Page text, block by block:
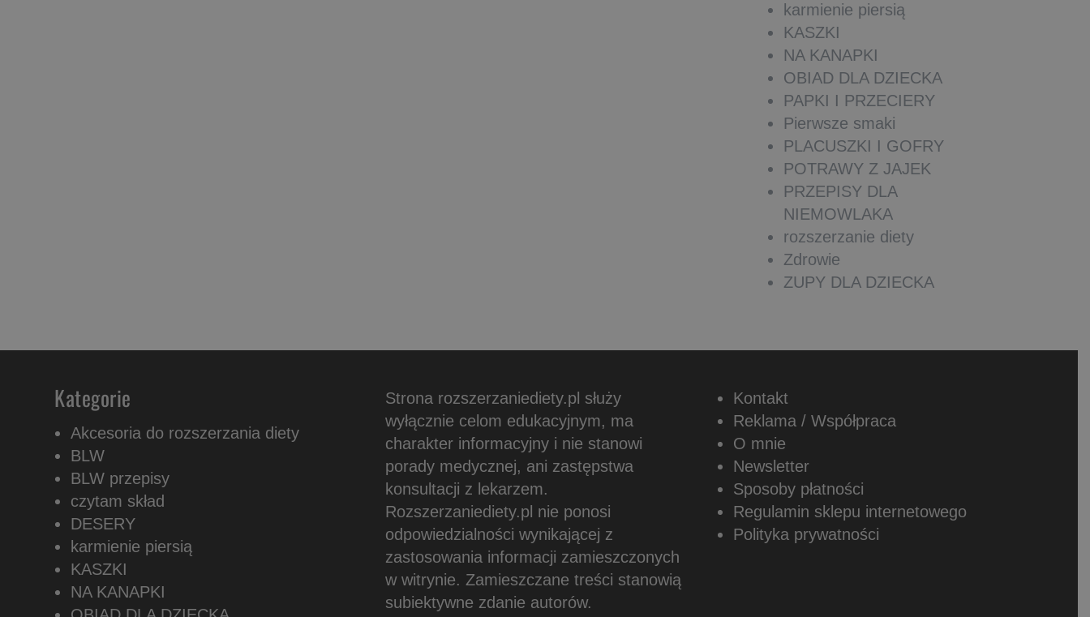
karmienie piersią
KASZKI
NA KANAPKI
OBIAD DLA DZIECKA
PAPKI I PRZECIERY
Pierwsze smaki
PLACUSZKI I GOFRY
POTRAWY Z JAJEK
PRZEPISY DLA
NIEMOWLAKA
rozszerzanie diety
Zdrowie
ZUPY DLA DZIECKA
Kategorie
Akcesoria do rozszerzania diety
BLW
BLW przepisy
czytam skład
DESERY
karmienie piersią
KASZKI
NA KANAPKI
Strona rozszerzaniediety.pl służy
wyłącznie celom edukacyjnym, ma
charakter informacyjny i nie stanowi
porady medycznej, ani zastępstwa
konsultacji z lekarzem.
Rozszerzaniediety.pl nie ponosi
odpowiedzialności wynikającej z
zastosowania informacji zamieszczonych
w witrynie. Zamieszczane treści stanowią
subiektywne zdanie autorów.
Kontakt
Reklama / Współpraca
O mnie
Newsletter
Sposoby płatności
Regulamin sklepu internetowego
Polityka prywatności